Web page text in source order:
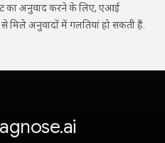
का अनुवाद करने के लिए, एआई
मिले अनुवादों में गलतियां हो सकती हैं.